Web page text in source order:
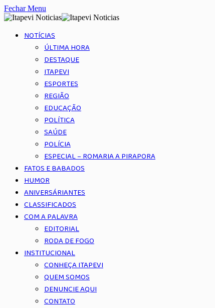
Fechar Menu
NOTÍCIAS
ÚLTIMA HORA
DESTAQUE
ITAPEVI
ESPORTES
REGIÃO
EDUCAÇÃO
POLÍTICA
SAÚDE
POLÍCIA
ESPECIAL – ROMARIA A PIRAPORA
FATOS E BABADOS
HUMOR
ANIVERSÁRIANTES
CLASSIFICADOS
COM A PALAVRA
EDITORIAL
RODA DE FOGO
INSTITUCIONAL
CONHEÇA ITAPEVI
QUEM SOMOS
DENUNCIE AQUI
CONTATO